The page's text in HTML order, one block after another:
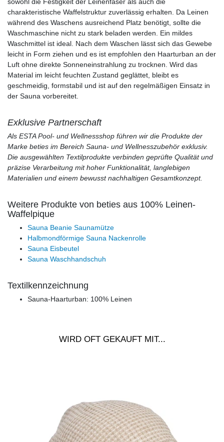
charakteristische Waffelstruktur zuverlässig erhalten. Da Leinen
während des Waschens ausreichend Platz benötigt, sollte die
Waschmaschine nicht zu stark beladen werden. Ein mildes
Waschmittel ist ideal. Nach dem Waschen lässt sich das Gewebe
leicht in Form ziehen und es ist empfohlen den Haarturban an der
Luft ohne direkte Sonneneinstrahlung zu trocknen. Wird das
Material im leicht feuchten Zustand geglättet, bleibt es
geschmeidig, formstabil und ist auf den regelmäßigen Einsatz in
der Sauna vorbereitet.
Exklusive Partnerschaft
Als ESTA Pool- und Wellnessshop führen wir die Produkte der
Marke beties im Bereich Sauna- und Wellnesszubehör exklusiv.
Die ausgewählten Textilprodukte verbinden geprüfte Qualität und
präzise Verarbeitung mit hoher Funktionalität, langlebigen
Materialien und einem bewusst nachhaltigen Gesamtkonzept.
Weitere Produkte von beties aus 100% Leinen-
Waffelpique
Sauna Beanie Saunamütze
Halbmondförmige Sauna Nackenrolle
Sauna Eisbeutel
Sauna Waschhandschuh
Textilkennzeichnung
Sauna-Haarturban: 100% Leinen
WIRD OFT GEKAUFT MIT...